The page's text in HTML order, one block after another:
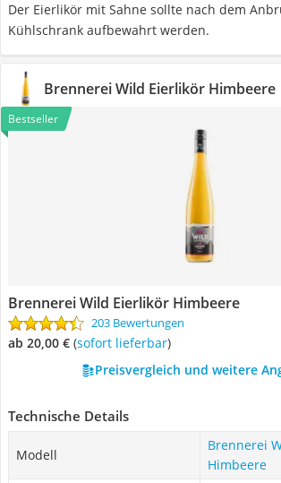
Der Eierlikör mit Sahne sollte nach dem
Kühlschrank aufbewahrt werden.
Brennerei Wild Eierlikör Himbeere
Bestseller
Brennerei Wild Eierlikör Himbeere
203 Bewertungen
ab 20,00 € ( Sofort lieferbar)
Preisvergleich und weitere
Technische Details
Modell
Brennerei
Himbeere